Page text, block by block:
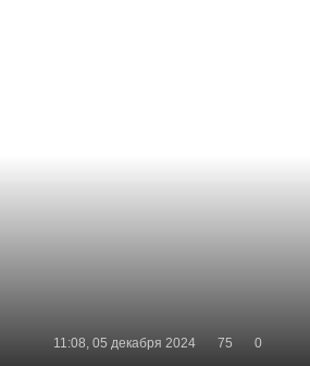
11:08, 05 декабря 2024 75 0